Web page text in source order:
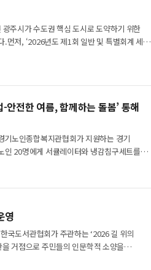
주시가 수도권 핵심 도시로 도약하기 위한
먼저, ‘2026년도 제1회 일반 및 특별회계 세입
안전한 여름, 함께하는 돌봄’ 통해
노인종합복지관협회가 지원하는 경기
인 20명에게 서큘레이터와 냉감침구세트를
인의 건강하고
영
국도서관협회가 주관하는 ‘2026 길 위의
거점으로 주민들의 인문학적 소양을
이다.광